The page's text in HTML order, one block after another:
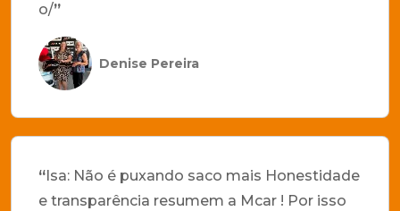
o/”
Denise Pereira
“ Isa: Não é puxando saco mais Honestidade
e transparência resumem a Mcar ! Por isso